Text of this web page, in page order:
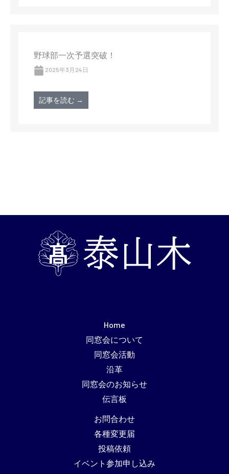
野球部一次予選突破！
2025年3月24日
記事を読む →
Home
同窓会について
同窓会活動
沿革
同窓会のお知らせ
伝言板
お問合わせ
各種変更届
投稿依頼
イベント参加申し込み